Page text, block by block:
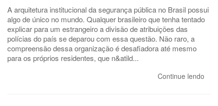
A arquitetura institucional da segurança pública no Brasil possui
algo de único no mundo. Qualquer brasileiro que tenha tentado
explicar para um estrangeiro a divisão de atribuições das
polícias do país se deparou com essa questão. Não raro, a
compreensão dessa organização é desafiadora até mesmo
para os próprios residentes, que n&atild...
Continue lendo